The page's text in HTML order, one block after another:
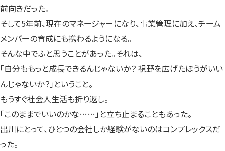
前向きだった。
そして5年前、現在のマネージャーになり、事業管理に加え、チーム
メンバーの育成にも携わるようになる。
そんな中でふと思うことがあった。それは、
「自分ももっと成長できるんじゃないか？ 視野を広げたほうがいい
んじゃないか？」ということ。
もうすぐ社会人生活も折り返し。
「このままでいいのかな……」と立ち止まることもあった。
出川にとって、ひとつの会社しか経験がないのはコンプレックスだ
った。